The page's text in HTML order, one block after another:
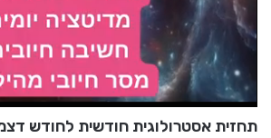
תחזית אסטרולוגית חודשית לחודש